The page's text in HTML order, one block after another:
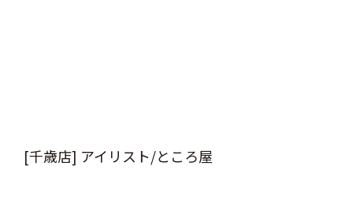
[千歳店] アイリスト/ところ屋